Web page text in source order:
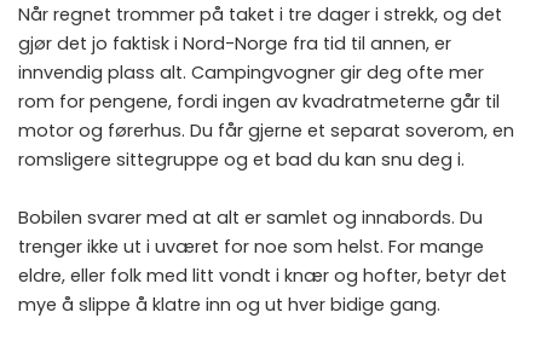
Når regnet trommer på taket i tre dager i strekk, og det
gjør det jo faktisk i Nord-Norge fra tid til annen, er
innvendig plass alt. Campingvogner gir deg ofte mer
rom for pengene, fordi ingen av kvadratmeterne går til
motor og førerhus. Du får gjerne et separat soverom, en
romsligere sittegruppe og et bad du kan snu deg i.
Bobilen svarer med at alt er samlet og innabords. Du
trenger ikke ut i uværet for noe som helst. For mange
eldre, eller folk med litt vondt i knær og hofter, betyr det
mye å slippe å klatre inn og ut hver bidige gang.